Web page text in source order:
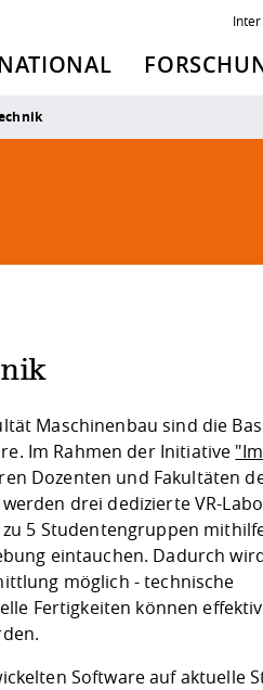
Maschinenbau sind die
Im Rahmen der Initiative
Dozenten und Fakultäten
drei dedizierte VR-
5 Studentengruppen
eintauchen. Dadurch
möglich - technische
Fertigkeiten können
Software auf aktuelle